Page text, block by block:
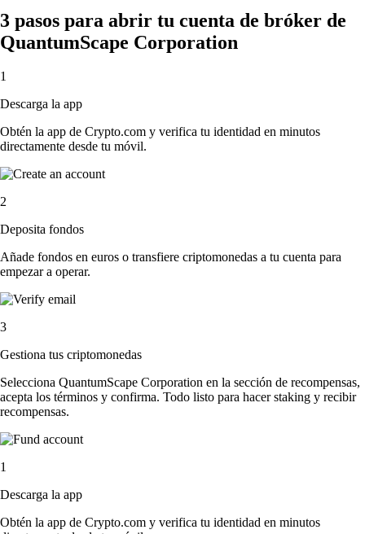
3 pasos para abrir tu cuenta de bróker de
QuantumScape Corporation
1
Descarga la app
Obtén la app de Crypto.com y verifica tu identidad en minutos
directamente desde tu móvil.
2
Deposita fondos
Añade fondos en euros o transfiere criptomonedas a tu cuenta para
empezar a operar.
3
Gestiona tus criptomonedas
Selecciona QuantumScape Corporation en la sección de recompensas,
acepta los términos y confirma. Todo listo para hacer staking y recibir
recompensas.
1
Descarga la app
Obtén la app de Crypto.com y verifica tu identidad en minutos